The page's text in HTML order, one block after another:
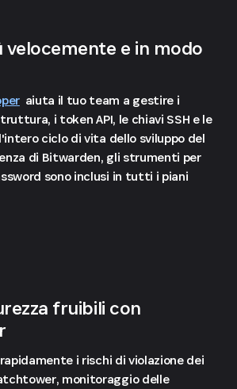
velocemente e in modo
aiuta il tuo team a gestire i
i token API, le chiavi SSH e le
ciclo di vita dello sviluppo del
di Bitwarden, gli strumenti per
sono inclusi in tutti i piani
fruibili con
i rischi di violazione dei
monitoraggio delle